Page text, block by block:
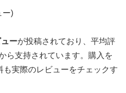
ー)
ーが投稿されており、平均評
ら支持されています。購入を
実際のレビューをチェックす